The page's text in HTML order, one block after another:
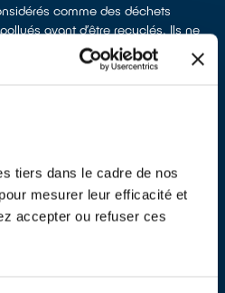
tiers dans le cadre de nos
mesurer leur efficacité et
accepter ou refuser ces
comme des déchets
avant d’être recyclés. Ils ne
avec d’autres déchets tels
ou les déchets non recyclables !
faites livrer un équipement